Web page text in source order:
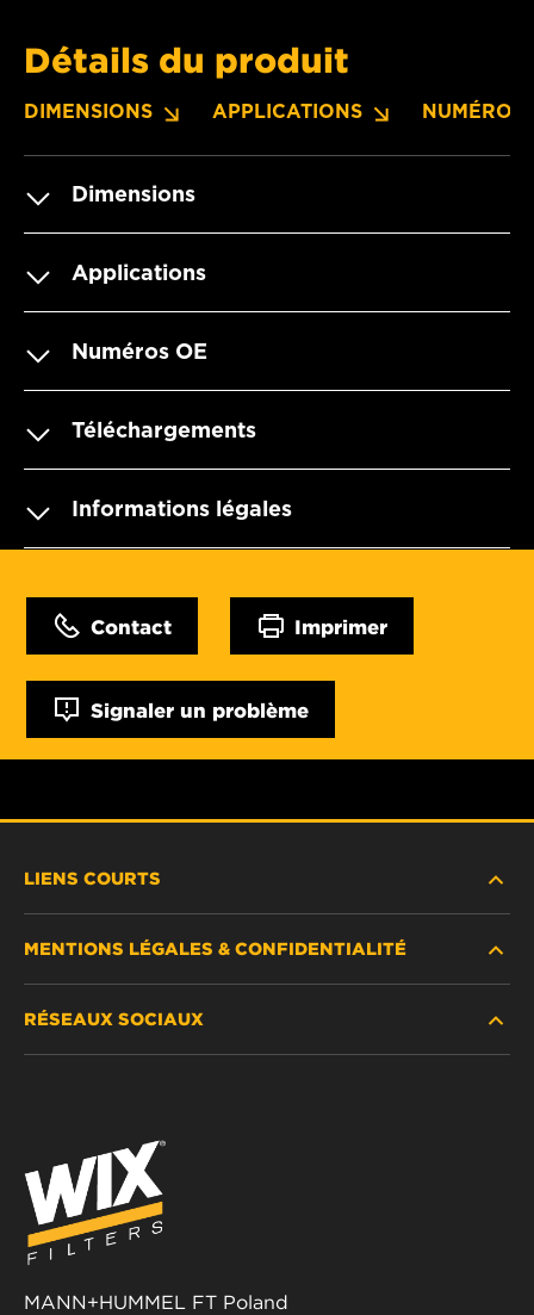
Détails du produit
DIMENSIONS APPLICATIONS NUMÉROS
Dimensions
Applications
Numéros OE
Téléchargements
Informations légales
Contact Imprimer
Signaler un problème
LIENS COURTS
OÙ ACHETER
CONTACTEZ-NOUS
MENTIONS LÉGALES & CONFIDENTIALITÉ
IMPRESSUM
RÉSEAUX SOCIAUX
YouTube
MANN+HUMMEL FT Poland